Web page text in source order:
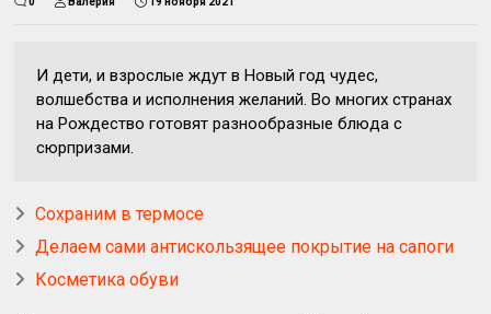
И дети, и взрослые ждут в Новый год чудес,
волшебства и исполнения желаний. Во многих странах
на Рождество готовят разнообразные блюда с
сюрпризами.
Сохраним в термосе
Делаем сами антискользящее покрытие на сапоги
Косметика обуви